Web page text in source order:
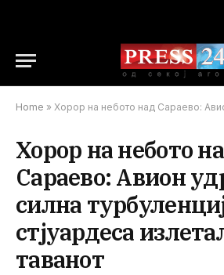
Home » Хорор на небото над Сараево: Авион удри во силна
Хорор на небото
Сараево: Авион
силна
стјуардеса
таванот